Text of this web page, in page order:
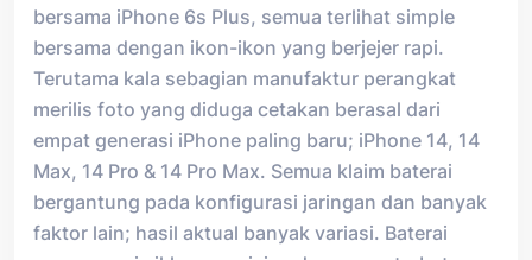
bersama iPhone 6s Plus, semua terlihat simple
bersama dengan ikon-ikon yang berjejer rapi.
Terutama kala sebagian manufaktur perangkat
merilis foto yang diduga cetakan berasal dari
empat generasi iPhone paling baru; iPhone 14, 14
Max, 14 Pro & 14 Pro Max. Semua klaim baterai
bergantung pada konfigurasi jaringan dan banyak
faktor lain; hasil aktual banyak variasi. Baterai